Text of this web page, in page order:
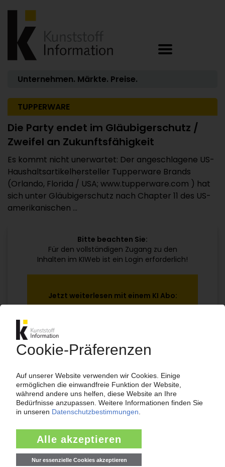
Unternehmen. Märkte. Preise.
TUPPERWARE
Die Party endet im Gläubigerschutz /
Zweifel an Zukunftsfähigkeit
Es kommt nicht unerwartet: Der angeschlagene US-
Haushaltsartikelhersteller Tupperware Brands
(Orlando, Florida / USA; www.tupperware.com ) hat
sich unter Gläubigerschutz nach Chapter 11 des US-
amerikanischen ...
Bitte beachten Sie:
Für den vollständigen Zugang zu den
Inhalten im KIWeb ist ein Login erforderlich!
Jetzt weiterlesen mit einem KI Abo:
jährlich kündbar
99€
Jetzt kostenlos testen
anmelden!